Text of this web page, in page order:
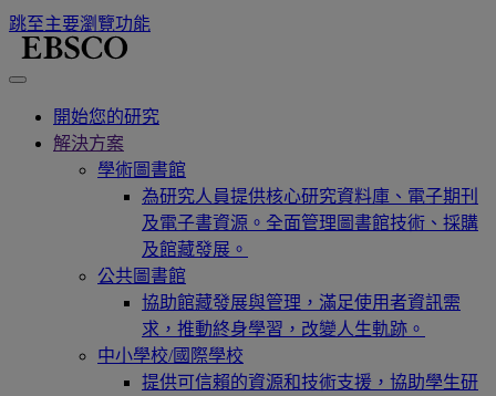
跳至主要瀏覽功能
開始您的研究
解決方案
學術圖書館
為研究人員提供核心研究資料庫、電子期刊
及電子書資源。全面管理圖書館技術、採購
及館藏發展。
公共圖書館
協助館藏發展與管理，滿足使用者資訊需
求，推動終身學習，改變人生軌跡。
中小學校/國際學校
提供可信賴的資源和技術支援，協助學生研